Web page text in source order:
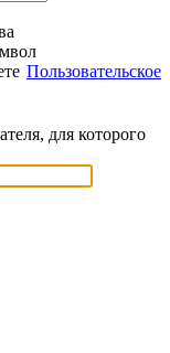
Пользовательское
для которого